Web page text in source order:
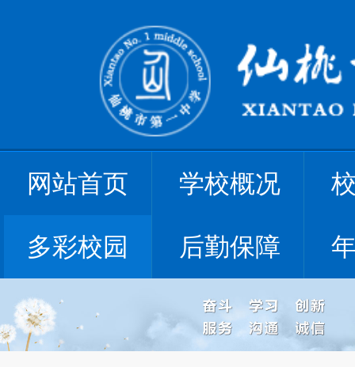
网站首页 学校概况
多彩校园 后勤保障